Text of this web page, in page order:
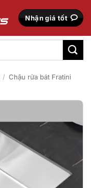
Nhận giá tốt
/ Chậu rửa bát Fratini